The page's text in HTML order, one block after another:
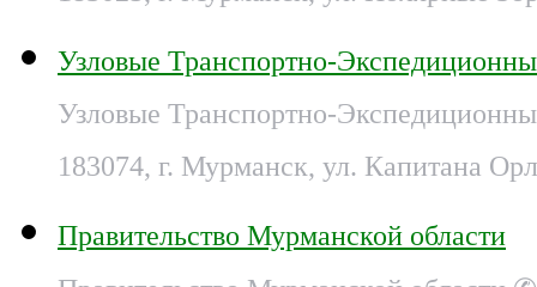
Узловые Транспортно-
Узловые Транспортно-
183074, г. Мурманск, ул. Капитана
Правительство Мурманской области